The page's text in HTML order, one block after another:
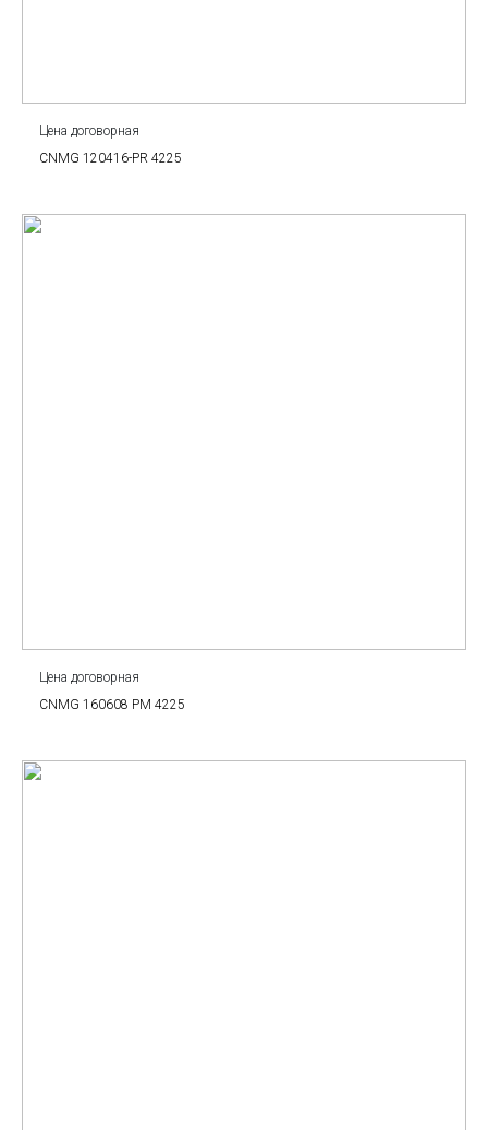
Цена договорная
CNMG 120416-PR 4225
Цена договорная
CNMG 160608 PM 4225